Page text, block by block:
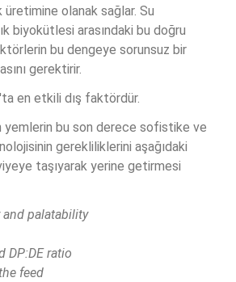
üretimine olanak sağlar. Su
biyokütlesi arasındaki bu doğru
bu dengeye sorunsuz bir
gerektirir.
en etkili dış faktördür.
yemlerin bu son derece sofistike ve
gerekliliklerini aşağıdaki
taşıyarak yerine getirmesi
palatability
DP:DE ratio
feed